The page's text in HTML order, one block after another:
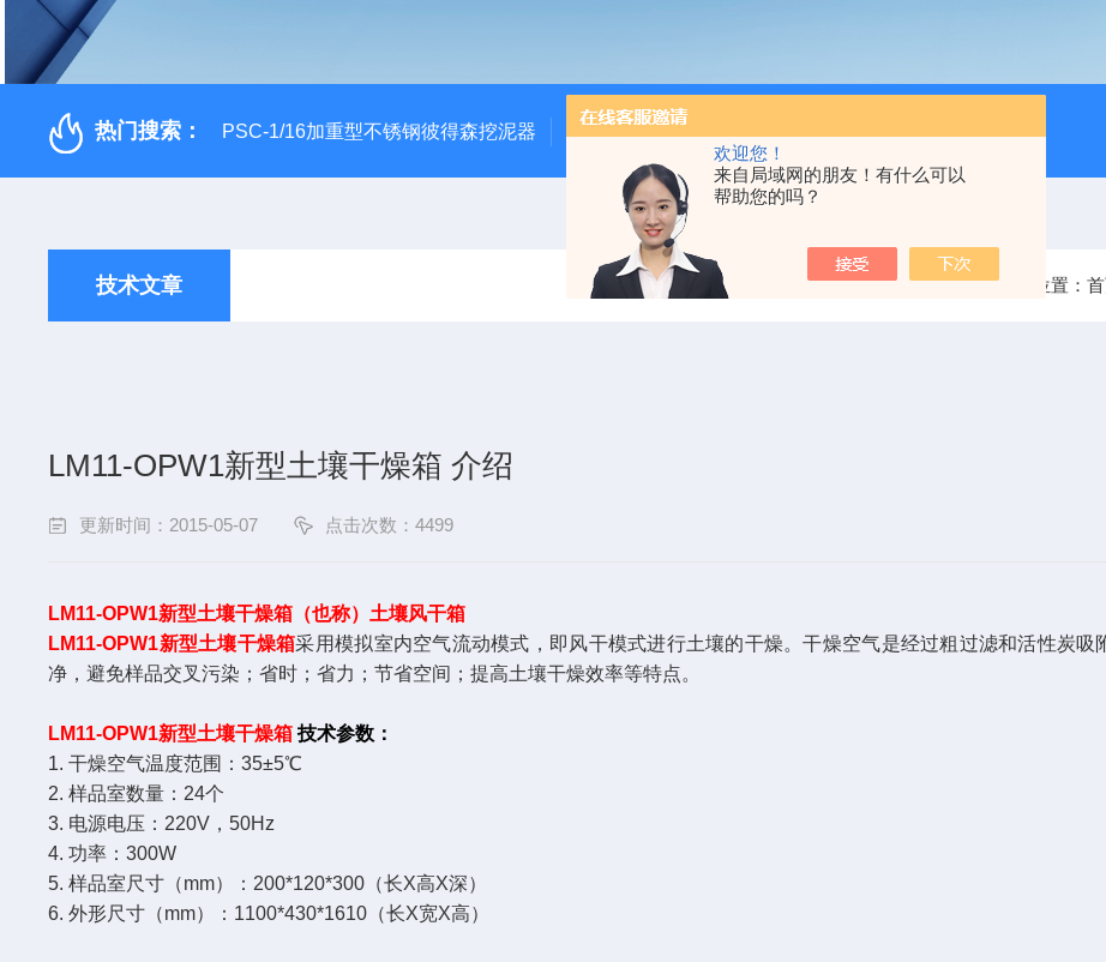
欢迎您！
来自局域网的朋友！有什么可以
帮助您的吗？
热门搜索： PSC-1/16加重型不锈钢彼得森挖泥器 Beeker型沉积物原状采样器（柱状底泥采样器） PS-TQS
技术文章 当前位置：
LM11-OPW1新型土壤干燥箱 介绍
更新时间：2015-05-07 点击次数：4499
LM11-OPW1新型土壤干燥箱（也称）土壤风干箱
LM11-OPW1新型土壤干燥箱采用模拟室内空气流动模式，即风干模式进行土壤的干燥。干燥空气是经过粗过滤和活性炭
净，避免样品交叉污染；省时；省力；节省空间；提高土壤干燥效率等特点。
LM11-OPW1新型土壤干燥箱技术参数：
1. 干燥空气温度范围：35±5℃
2. 样品室数量：24个
3. 电源电压：220V，50Hz
4. 功率：300W
5. 样品室尺寸（mm）：200*120*300（长X高X深）
6. 外形尺寸（mm）：1100*430*1610（长X宽X高）